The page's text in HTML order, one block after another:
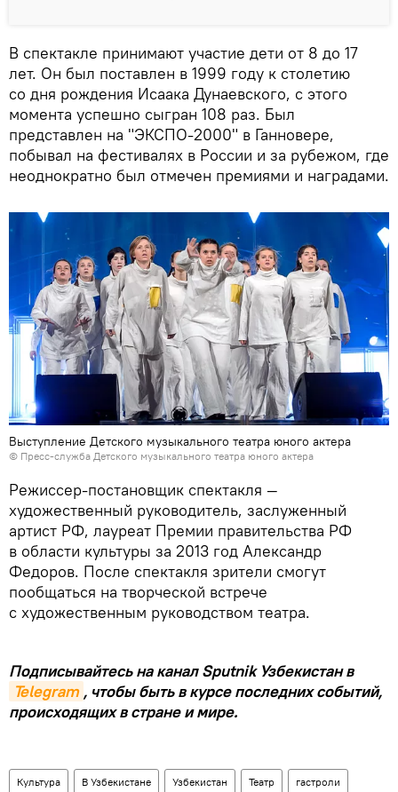
В спектакле принимают участие дети от 8 до 17
лет. Он был поставлен в 1999 году к столетию
со дня рождения Исаака Дунаевского, с этого
момента успешно сыгран 108 раз. Был
представлен на "ЭКСПО-2000" в Ганновере,
побывал на фестивалях в России и за рубежом, где
неоднократно был отмечен премиями и наградами.
Выступление Детского музыкального театра юного актера
© Пресс-служба Детского музыкального театра юного актера
Режиссер-постановщик спектакля —
художественный руководитель, заслуженный
артист РФ, лауреат Премии правительства РФ
в области культуры за 2013 год Александр
Федоров. После спектакля зрители смогут
пообщаться на творческой встрече
с художественным руководством театра.
Подписывайтесь на канал Sputnik Узбекистан в
Telegram , чтобы быть в курсе последних событий,
происходящих в стране и мире.
Культура В Узбекистане Узбекистан Театр гастроли